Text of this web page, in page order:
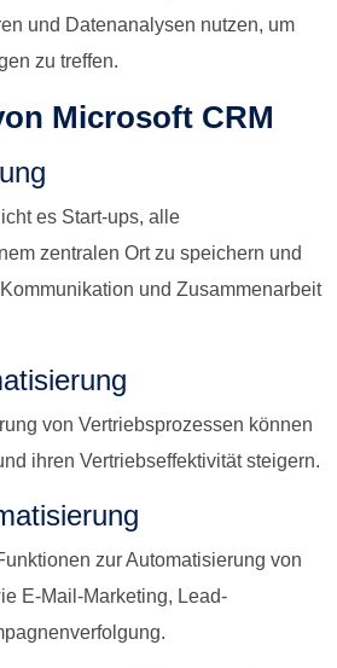
und Datenanalysen nutzen, um
zu treffen.
Microsoft CRM
es Start-ups, alle
zentralen Ort zu speichern und
und Zusammenarbeit
von Vertriebsprozessen können
ihren Vertriebseffektivität steigern.
zur Automatisierung von
E-Mail-Marketing, Lead-